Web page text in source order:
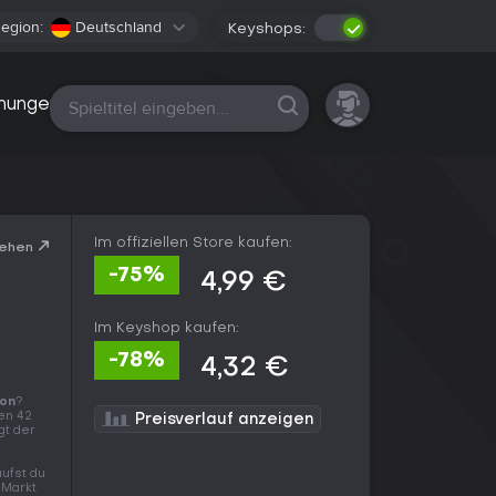
Deutschland Keyshops:
Alle Plattformen
?
42
der
du
Im offiziellen Store kaufen:
-75% 4,99 €
Im Keyshop kaufen:
-78% 4,32 €
Preisverlauf anzeigen